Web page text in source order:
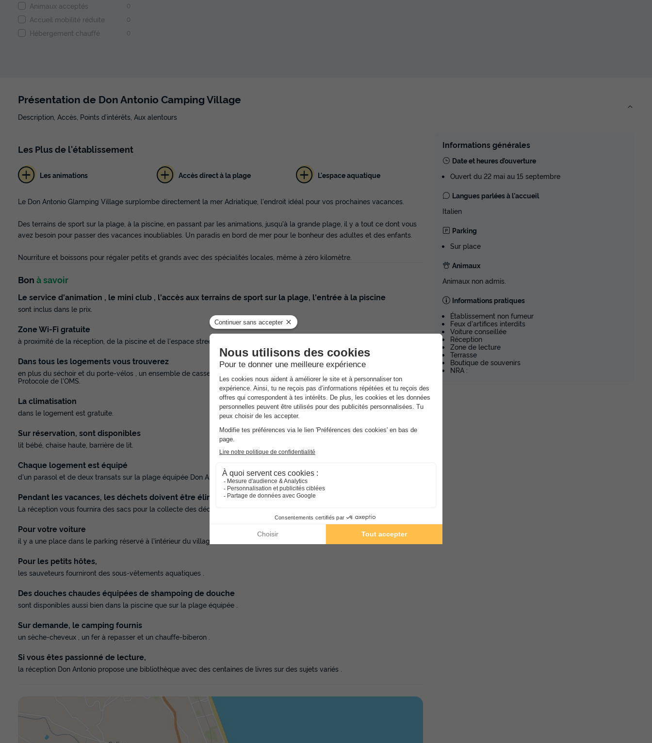
Animaux acceptés
0
Accueil mobilité réduite 0
Hébergement chauffé 0
Présentation de Don Antonio Camping Village
Description, Accès, Points d’intérêts, Aux alentours
Les Plusde l'établissement
Les animations Accès direct à la plage L'espace aquatique
Le Don Antonio Glamping Village surplombe directement la mer Adriatique, l'endroit idéal pour vos prochaines vacances.
Des terrains de sport sur la plage, à la piscine, en passant par les animations, jusqu'à la grande plage, il y a tout ce dont vous
avez besoin pour passer des vacances inoubliables. Un paradis en bord de mer pour le bonheur des adultes et des enfants.
Nourriture et boissons pour régaler petits et grands avec des spécialités locales, même à zéro kilomètre.
Bon à savoir
Le service d'animation , le mini club , l'accès aux terrains de sport sur la plage, l'entrée à la piscine
sont inclus dans le prix.
Zone Wi-Fi gratuite
à proximité de la réception, de la piscine et de l'espace street food.
Dans tous les logements vous trouverez
en plus du séchoir et du porte-vélos , un ensemble de casseroles et poêles lavées et désinfectées par notre équipe, selon le
Protocole de l'OMS.
La climatisation
dans le logement est gratuite.
Sur réservation, sont disponibles
lit bébé, chaise haute, barrière de lit.
Chaque logement est équipé
d'un parasol et de deux transats sur la plage équipée Don Antonio.
Pendant les vacances, les déchets doivent être éliminés dans la zone écologique
La réception vous fournira des sacs pour la collecte des déchets à votre arrivée .
Pour votre voiture
il y a une place dans le parking réservé à l'intérieur du village.
Pour les petits hôtes,
les sauveteurs fourniront des sous-vêtements aquatiques .
Des douches chaudes équipées de shampoing de douche
sont disponibles aussi bien dans la piscine que sur la plage équipée .
Sur demande, le camping fournis
un sèche-cheveux , un fer à repasser et un chauffe-biberon .
Si vous êtes passionné de lecture,
la réception Don Antonio propose une bibliothèque avec des centaines de livres sur des sujets variés .
Informations générales
Date et heures d’ouverture
Ouvert du 22 mai au 15 septembre
Langues parlées à l'accueil
Italien
Parking
Sur place
Animaux
Animaux non admis.
Informations pratiques
Établissement non fumeur
Feux d'artifices interdits
Voiture conseillée
Réception
Zone de lecture
Terrasse
Boutique de souvenirs
NRA :